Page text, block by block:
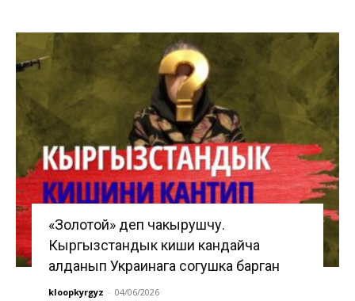
«Золотой» деп чакырушчу.
Кыргызстандык киши кандайча
алданып Украинага согушка барган
kloopkyrgyz - 04/06/2026